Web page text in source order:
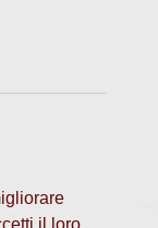
il loro